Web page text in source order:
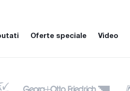
Oferte speciale Video